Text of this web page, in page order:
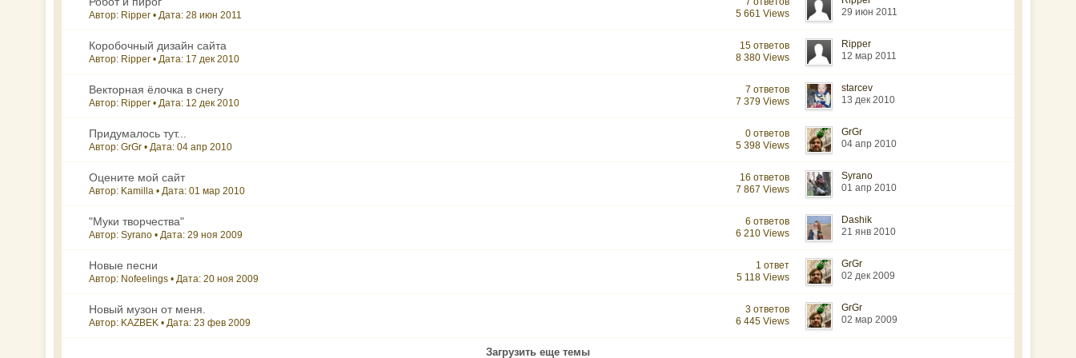
Автор: Ripper • Дата:28 июн 2011
5 661 Views
29 июн 2011
Коробочный дизайн сайта
Автор: Ripper • Дата: 17 дек 2010
15 ответов
8 380 Views
Ripper
12 мар 2011
Векторная ёлочка в снегу
Автор: Ripper • Дата: 12 дек 2010
7 ответов
7 379 Views
starcev
13 дек 2010
Придумалось тут...
Автор: GrGr • Дата:04 апр 2010
0 ответов
5 398 Views
GrGr
04 апр 2010
Оцените мой сайт
Автор: Kamilla • Дата:01 мар 2010
16 ответов
7 867 Views
Syrano
01 апр 2010
"Муки творчества"
Автор: Syrano • Дата:29 ноя 2009
6 ответов
6 210 Views
Dashik
21 янв 2010
Новые песни
Автор: Nofeelings • Дата:20 ноя 2009
1 ответ
5 118 Views
GrGr
02 дек 2009
Новый музон от меня.
Автор: KAZBEK • Дата:23 фев 2009
3 ответов
6 445 Views
GrGr
02 мар 2009
Загрузить еще темы